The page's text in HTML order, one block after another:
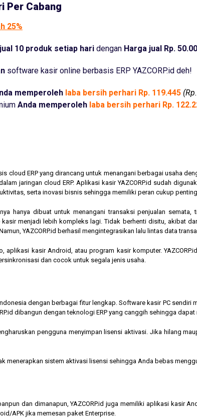
Per Cabang
25%
10 produk setiap hari dengan Harga jual Rp.
software kasir online berbasis ERP YAZCORP.id deh!
memperoleh laba bersih perhari Rp. 119.445
Anda memperoleh laba bersih perhari Rp.
cloud ERP yang dirancang untuk menangani berbagai usaha
jaringan cloud ERP. Aplikasi kasir YAZCORP.id sudah
serta inovasi bisnis sehingga memiliki peran cukup
hanya dibuat untuk menangani transaksi penjualan
menjadi lebih kompleks lagi. Tidak berhenti disitu, akibat
YAZCORP.id berhasil mengintegrasikan lalu lintas data
aplikasi kasir Android, atau program kasir komputer.
dan cocok untuk segala jenis usaha.
dengan berbagai fitur lengkap. Software kasir PC
dibangun dengan teknologi ERP yang canggih sehingga
pengguna menyimpan lisensi aktivasi. Jika hilang
menerapkan sistem aktivasi lisensi sehingga Anda bebas
dan dimanapun, YAZCORP.id juga memiliki aplikasi kasir
APK jika memesan paket Enterprise.